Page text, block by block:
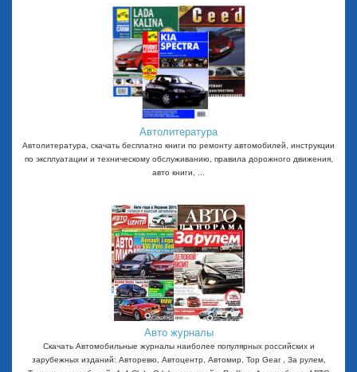
Автолитература
Автолитература, скачать бесплатно книги по ремонту автомобилей, инструкции
по эксплуатации и техническому обслуживанию, правила дорожного движения,
авто книги, ...
Авто журналы
Скачать Автомобильные журналы наиболее популярных российских и
зарубежных изданий: Авторевю, Автоцентр, Автомир, Top Gear , За рулем,